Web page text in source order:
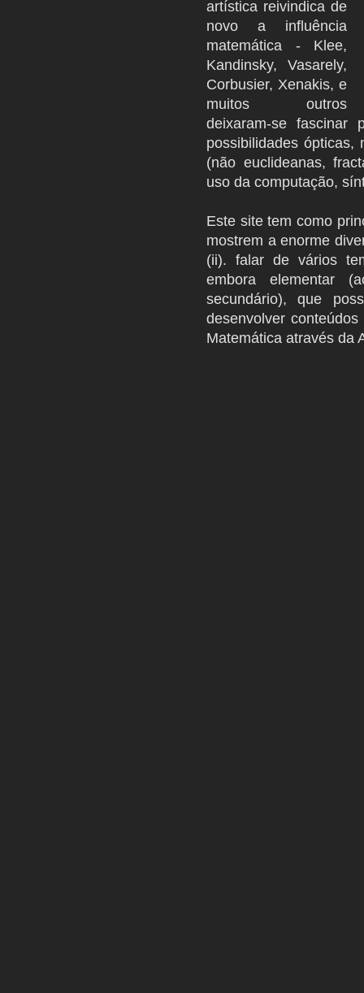
artística reivindica de
novo a influência
matemática - Klee,
Kandinsky, Vasarely,
Corbusier, Xenakis, e
muitos outros
deixaram-se fascinar
possibilidades ópticas,
(não euclideanas,
uso da computação,
Este site tem como
mostrem a enorme
(ii). falar de vários
embora elementar
secundário), que
desenvolver
Matemática através da